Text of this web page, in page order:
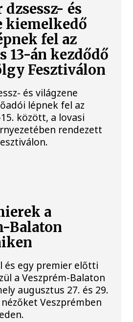
és
kiemelkedő
fel az
13-án kezdődő
Fesztiválon
és világzene
lépnek fel az
között, a lovasi
rendezett
a
Balaton
és egy premier előtti
a Veszprém-Balaton
augusztus 27. és 29.
Veszprémben